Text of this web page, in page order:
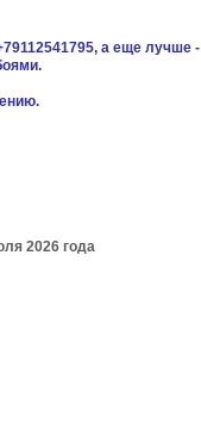
а еще лучше -
2026 года